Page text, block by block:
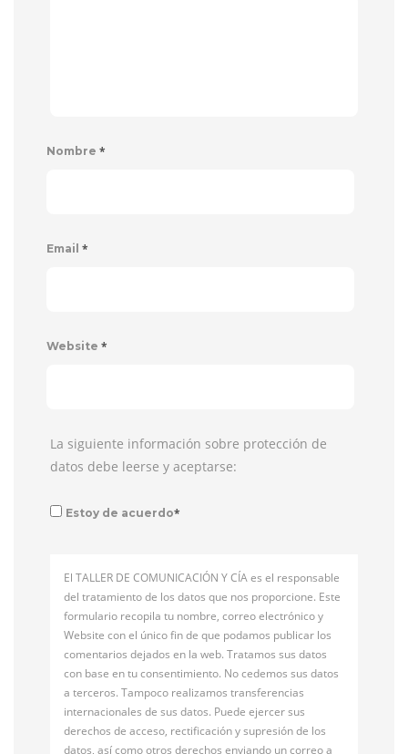
Nombre *
Email *
Website *
La siguiente información sobre protección de
datos debe leerse y aceptarse:
Estoy de acuerdo*
El TALLER DE COMUNICACIÓN Y CÍA es el responsable
del tratamiento de los datos que nos proporcione. Este
formulario recopila tu nombre, correo electrónico y
Website con el único fin de que podamos publicar los
comentarios dejados en la web. Tratamos sus datos
con base en tu consentimiento. No cedemos sus datos
a terceros. Tampoco realizamos transferencias
internacionales de sus datos. Puede ejercer sus
derechos de acceso, rectificación y supresión de los
datos, así como otros derechos enviando un correo a